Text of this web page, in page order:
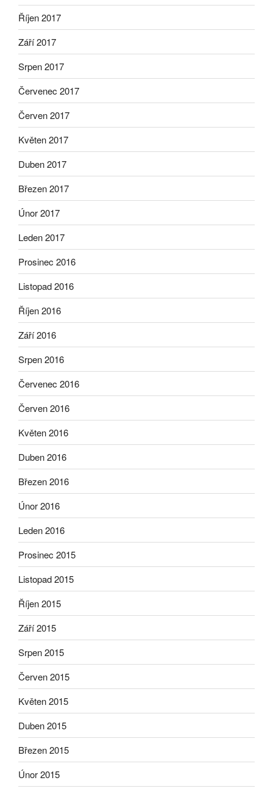
Říjen 2017
Září 2017
Srpen 2017
Červenec 2017
Červen 2017
Květen 2017
Duben 2017
Březen 2017
Únor 2017
Leden 2017
Prosinec 2016
Listopad 2016
Říjen 2016
Září 2016
Srpen 2016
Červenec 2016
Červen 2016
Květen 2016
Duben 2016
Březen 2016
Únor 2016
Leden 2016
Prosinec 2015
Listopad 2015
Říjen 2015
Září 2015
Srpen 2015
Červen 2015
Květen 2015
Duben 2015
Březen 2015
Únor 2015